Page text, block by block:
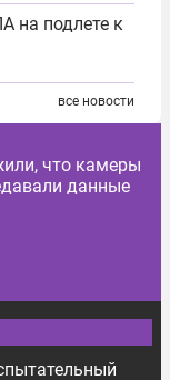
на подлете к
все новости
что камеры
данные